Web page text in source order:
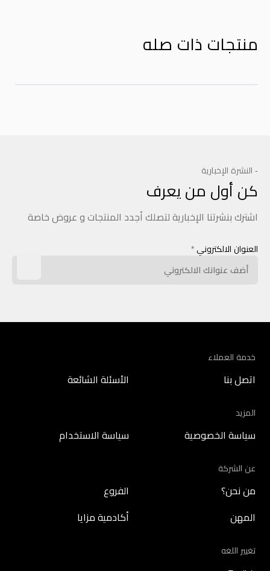
منتجات ذات صله
- النشرة الإخبارية
كن أول من يعرف
اشترك بنشرتنا الإخبارية لتصلك أجدد المنتجات و عروض خاصة
العنوان الالكتروني *
خدمة العملاء
اتصل بنا الأسئلة الشائعة
المزيد
سياسة الخصوصية سياسة الاستخدام
عن الشركة
من نحن؟ الفروع
المهن أكادمية مزايا
تغيير اللغه